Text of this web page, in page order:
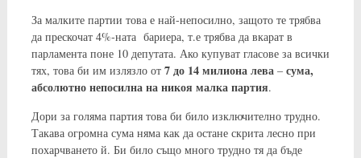
За малките партии това е най-непосилно, защото те трябва
да прескочат 4%-ната бариера, т.е трябва да вкарат в
парламента поне 10 депутата. Ако купуват гласове за всички
тях, това би им излязло от 7 до 14 милиона лева– сума,
абсолютно непосилна на никоя малка партия.
Дори за голяма партия това би било изключително трудно.
Такава огромна сума няма как да остане скрита лесно при
похарчването й. Би било също много трудно тя да бъде